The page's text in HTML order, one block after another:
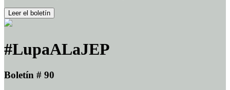
Leer el boletín
#LupaALaJEP
Boletín # 90